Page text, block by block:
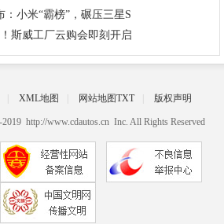
小米“霸榜”，碾压三星S
斯威工厂云购会即刻开启
XML地图 网站地图TXT 版权声明
http://www.cdautos.cn Inc. All Rights Reserved